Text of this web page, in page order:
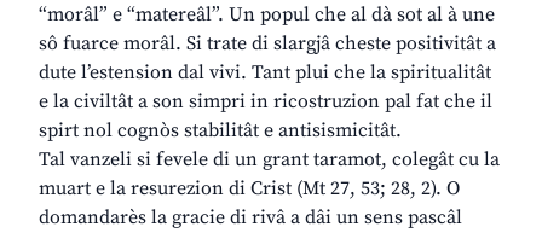
“morâl” e “matereâl”. Un popul che al dà sot al à une
sô fuarce morâl. Si trate di slargjâ cheste positivitât a
dute l’estension dal vivi. Tant plui che la spiritualitât
e la civiltât a son simpri in ricostruzion pal fat che il
spirt nol cognòs stabilitât e antisismicitât.
Tal vanzeli si fevele di un grant taramot, colegât cu la
muart e la resurezion di Crist (Mt 27, 53; 28, 2). O
domandarès la gracie di rivâ a dâi un sens pascâl